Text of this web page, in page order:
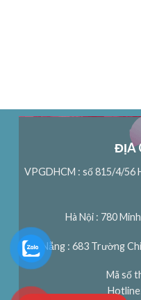
ĐỊA
VPGDHCM : số 815/4/56
Hà Nội : 780
Đà Nẵng : 683 Trường
Mã số